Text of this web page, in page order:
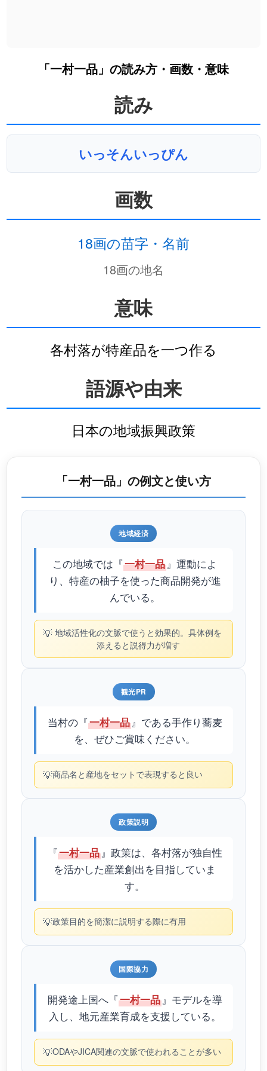
「一村一品」の読み方・画数・意味
読み
いっそんいっぴん
画数
18画の苗字・名前
18画の地名
意味
各村落が特産品を一つ作る
語源や由来
日本の地域振興政策
「一村一品」の例文と使い方
地域経済
この地域では『一村一品』運動によ
り、特産の柚子を使った商品開発が進
んでいる。
💡 地域活性化の文脈で使うと効果的。具体例を
添えると説得力が増す
観光PR
当村の『一村一品』である手作り蕎麦
を、ぜひご賞味ください。
💡商品名と産地をセットで表現すると良い
政策説明
『一村一品』政策は、各村落が独自性
を活かした産業創出を目指していま
す。
💡政策目的を簡潔に説明する際に有用
国際協力
開発途上国へ『一村一品』モデルを導
入し、地元産業育成を支援している。
💡ODAやJICA関連の文脈で使われることが多い